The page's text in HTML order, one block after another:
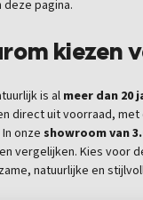
deze pagina.
kiezen
is almeer dan
direct uit voorraad,
onzeshowroom van
vergelijken. Kies voor
natuurlijke en